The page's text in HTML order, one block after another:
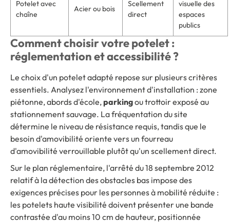
Potelet avec
chaîne
Acier ou bois
Scellement
direct
visuelle des
espaces
publics
Comment choisir votre potelet :
réglementation et accessibilité ?
Le choix d'un potelet adapté repose sur plusieurs critères
essentiels. Analysez l'environnement d'installation : zone
piétonne, abords d'école,parkingou trottoir exposé au
stationnement sauvage. La fréquentation du site
détermine le niveau de résistance requis, tandis que le
besoin d'amovibilité oriente vers un fourreau
d'amovibilité verrouillable plutôt qu'un scellement direct.
Sur le plan réglementaire, l'arrêté du 18 septembre 2012
relatif à la détection des obstacles bas impose des
exigences précises pour les personnes à mobilité réduite :
les potelets haute visibilité doivent présenter une bande
contrastée d'au moins 10 cm de hauteur, positionnée